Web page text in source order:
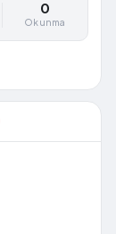
0
Okunma